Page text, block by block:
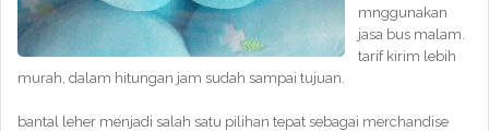
mnggunakan
jasa bus malam.
tarif kirim lebih
murah, dalam hitungan jam sudah sampai tujuan.
bantal leher menjadi salah satu pilihan tepat sebagai merchandise